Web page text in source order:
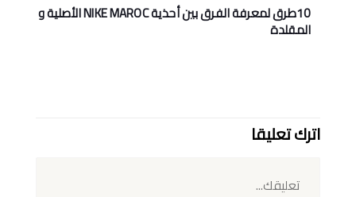
10طرق لمعرفة الفرق بين أحذية NIKE MAROC اﻷصلية و
المقلدة
اترك تعليقا